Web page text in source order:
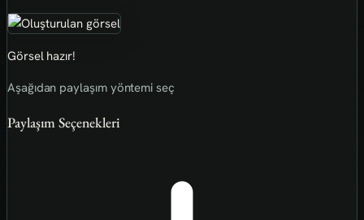
Görsel hazır!
Aşağıdan paylaşım yöntemi seç
Paylaşım Seçenekleri